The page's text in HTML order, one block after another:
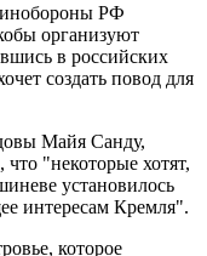
РФ
организуют
в российских
создать повод для
Майя Санду,
"некоторые хотят,
установилось
интересам Кремля".
которое